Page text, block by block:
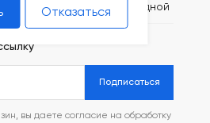
Сб-вс: выходной
Подписаться
вы даете согласие на обработку
Отказаться